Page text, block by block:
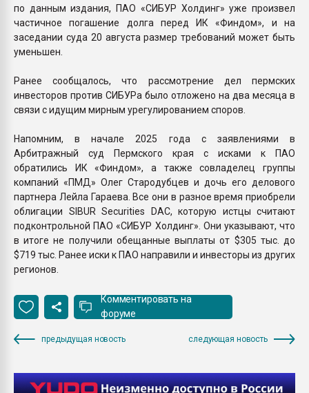
по данным издания, ПАО «СИБУР Холдинг» уже произвел
частичное погашение долга перед ИК «Финдом», и на
заседании суда 20 августа размер требований может быть
уменьшен.
Ранее сообщалось, что рассмотрение дел пермских
инвесторов против СИБУРа было отложено на два месяца в
связи с идущим мирным урегулированием споров.
Напомним, в начале 2025 года с заявлениями в
Арбитражный суд Пермского края с исками к ПАО
обратились ИК «Финдом», а также совладелец группы
компаний «ПМД» Олег Стародубцев и дочь его делового
партнера Лейла Гараева. Все они в разное время приобрели
облигации SIBUR Securities DAC, которую истцы считают
подконтрольной ПАО «СИБУР Холдинг». Они указывают, что
в итоге не получили обещанные выплаты от $305 тыс. до
$719 тыс. Ранее иски к ПАО направили и инвесторы из других
регионов.
Комментировать на
форуме
предыдущая новость следующая новость